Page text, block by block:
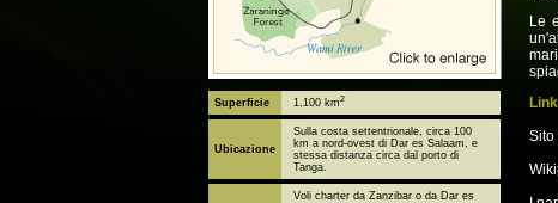
Superficie 1,100 km2
Ubicazione
Sulla costa settentrionale, circa 100
km a nord-ovest di Dar es Salaam, e
stessa distanza circa dal porto di
Tanga.
Voli charter da Zanzibar o da Dar es
Le
Sito